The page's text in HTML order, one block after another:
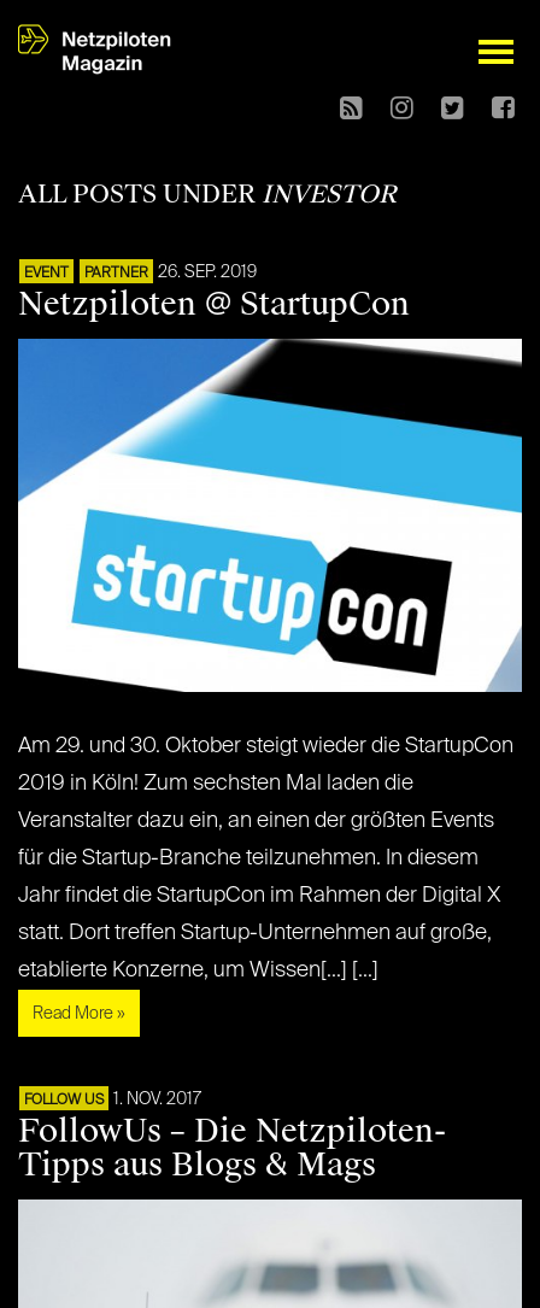
open
ALL POSTS UNDER INVESTOR
EVENT PARTNER 26. SEP. 2019
Netzpiloten @ StartupCon
Am 29. und 30. Oktober steigt wieder die StartupCon
2019 in Köln! Zum sechsten Mal laden die
Veranstalter dazu ein, an einen der größten Events
für die Startup-Branche teilzunehmen. In diesem
Jahr findet die StartupCon im Rahmen der Digital X
statt. Dort treffen Startup-Unternehmen auf große,
etablierte Konzerne, um Wissen[...] [...]
Read More »
FOLLOW US 1. NOV. 2017
FollowUs – Die Netzpiloten-
Tipps aus Blogs & Mags